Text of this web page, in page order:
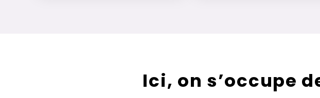
Ici, on s’occupe